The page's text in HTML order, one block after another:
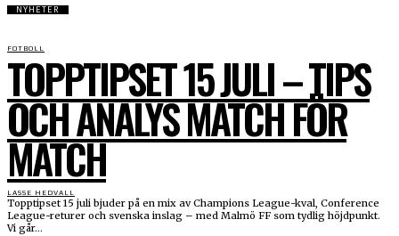
NYHETER
FOTBOLL
TOPPTIPSET 15 JULI – TIPS
OCH ANALYS MATCH FÖR
MATCH
LASSE HEDVALL
Topptipset 15 juli bjuder på en mix av Champions League-kval, Conference
League-returer och svenska inslag – med Malmö FF som tydlig höjdpunkt.
Vi går...